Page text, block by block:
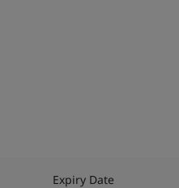
Expiry Date